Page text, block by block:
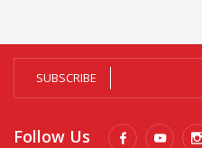
SUBSCRIBE
Follow Us